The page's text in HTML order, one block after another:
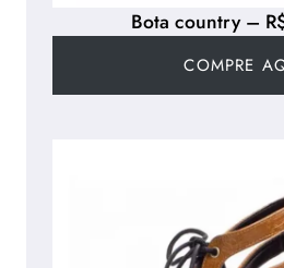
Bota country –
COMPRE